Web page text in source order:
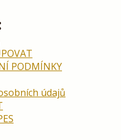
PODMÍNKY
údajů